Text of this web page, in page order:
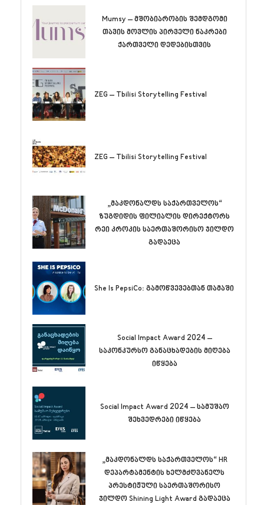
Mumsy – მშობიარობის შემდგომი
თავის მოვლის პირველი ნაკრები
ქართველი დედებისთვის
ZEG – Tbilisi Storytelling Festival
ZEG – Tbilisi Storytelling Festival
„მაკდონალდს საქართველოს“
ზუგდიდის ფილიალის დირექტორს
რეი კროკის საერთაშორისო ჯილდო
გადაეცა
She Is PepsiCo: გამოწვევებთან თამაში
Social Impact Award 2024 –
საკონკურსო განაცხადების მიღება
იწყება
Social Impact Award 2024 – სამუშაო
შეხვედრები იწყება
„მაკდონალდს საქართველოს“ HR
დეპარტამენტის ხელმძღვანელს
პრესტიჟული საერთაშორისო
ჯილდო Shining Light Award გადაეცა